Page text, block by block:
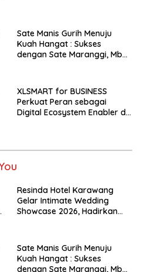
Sate Manis Gurih Menuju
Kuah Hangat : Sukses
dengan Sate Maranggi, Mbah
Ekonomi Kreatif
XLSMART for BUSINESS
Perkuat Peran sebagai
Digital Ecosystem Enabler di
Resinda Hotel Karawang
Gelar Intimate Wedding
Showcase 2026, Hadirkan
Sate Manis Gurih Menuju
Kuah Hangat : Sukses
dengan Sate Maranggi, Mbah